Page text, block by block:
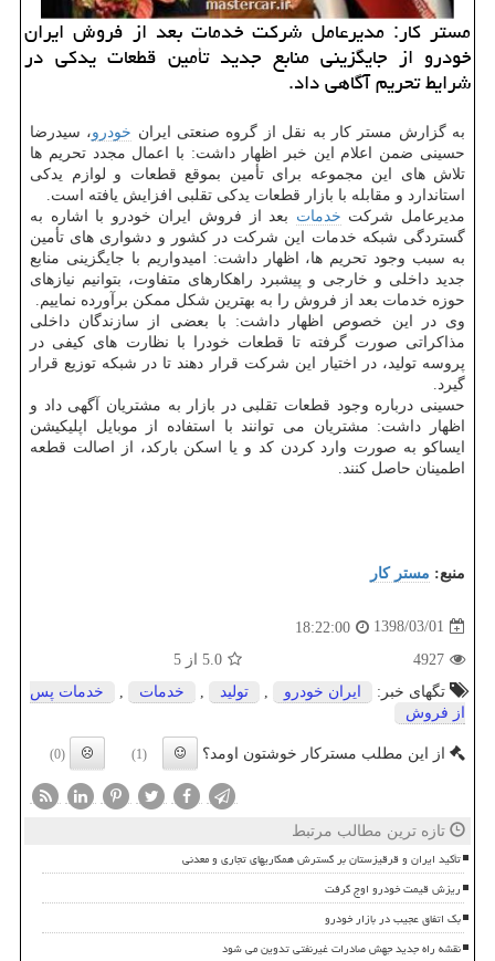
مستر كار: مدیرعامل شركت خدمات بعد از فروش ایران
خودرو از جایگزینی منابع جدید تأمین قطعات یدكی در
شرایط تحریم آگاهی داد.
به گزارش مستر كار به نقل از گروه صنعتی ایران خودرو، سیدرضا
حسینی ضمن اعلام این خبر اظهار داشت: با اعمال مجدد تحریم ها
تلاش های این مجموعه برای تأمین بموقع قطعات و لوازم یدكی
استاندارد و مقابله با بازار قطعات یدكی تقلبی افزایش یافته است.
مدیرعامل شركت خدمات بعد از فروش ایران خودرو با اشاره به
گستردگی شبكه خدمات این شركت در كشور و دشواری های تأمین
به سبب وجود تحریم ها، اظهار داشت: امیدواریم با جایگزینی منابع
جدید داخلی و خارجی و پیشبرد راهكارهای متفاوت، بتوانیم نیازهای
حوزه خدمات بعد از فروش را به بهترین شكل ممكن برآورده نماییم.
وی در این خصوص اظهار داشت: با بعضی از سازندگان داخلی
مذاكراتی صورت گرفته تا قطعات خودرا با نظارت های كیفی در
پروسه تولید، در اختیار این شركت قرار دهند تا در شبكه توزیع قرار
گیرد.
حسینی درباره وجود قطعات تقلبی در بازار به مشتریان آگهی داد و
اظهار داشت: مشتریان می توانند با استفاده از موبایل اپلیكیشن
ایساكو به صورت وارد كردن كد و یا اسكن باركد، از اصالت قطعه
اطمینان حاصل كنند.
منبع: مستر كار
1398/03/01
18:22:00
4927
5.0 از 5
تگهای خبر:
ایران خودرو , تولید , خدمات ,
خدمات پس
از فروش
از این مطلب مسترکار خوشتون اومد؟ (1)
(0)
تازه ترین مطالب مرتبط
تأکید ایران و قرقیزستان بر گسترش همکاریهای تجاری و معدنی
ریزش قیمت خودرو اوج گرفت
بک اتفاق عجیب در بازار خودرو
نقشه راه جدید جهش صادرات غیرنفتی تدوین می شود